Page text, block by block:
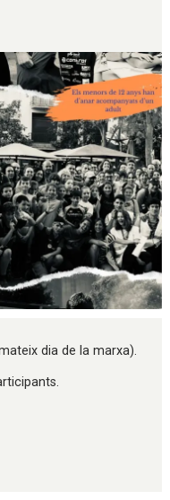
dia de la marxa).